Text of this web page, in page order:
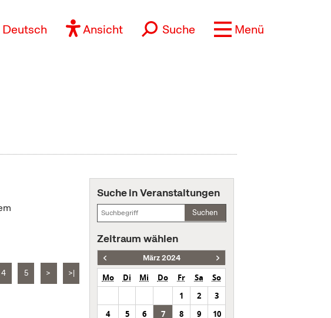
Deutsch Ansicht Suche Menü
4 5 > >|
Suche in Veranstaltungen
Suchen
Zeitraum wählen
März 2024
Mo Di Mi Do Fr Sa
So
1
2
3
4
5 6 7 8 9
10